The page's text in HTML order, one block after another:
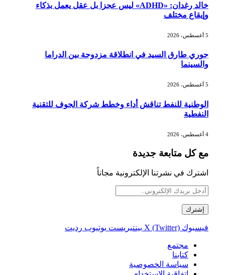
خالد رغدان: «ADHD» ليس عجزا بل عقل يعمل بذكاء
وإيقاع مختلف
جوري طارق السيد في انطلاقة مزدوجة بين الدراما
والسينما
الوطنية للنفط تناقش أداء وخطط شركة الجوف للتقنية
النفطية
مع كل متابعة جديدة
اشترك في نشرتنا الإلكترونية مجاناً
فيسبوك X (Twitter) بينتيريست يوتيوب رديت
مجتمع
كتابنا
سياسة الخصوصية